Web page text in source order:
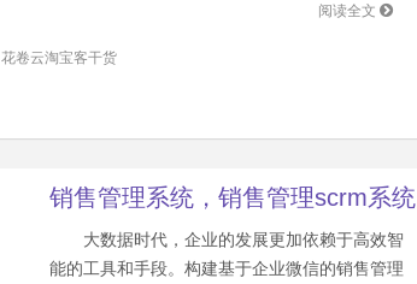
阅读全文
花卷云淘宝客干货
销售管理系统，销售管理scrm系统
大数据时代，企业的发展更加依赖于高效智
能的工具和手段。构建基于企业微信的销售管理